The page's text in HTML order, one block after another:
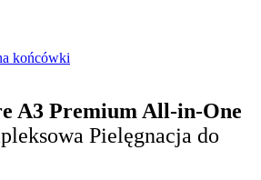
końcówki
A3 Premium All-in-One
Pielęgnacja do